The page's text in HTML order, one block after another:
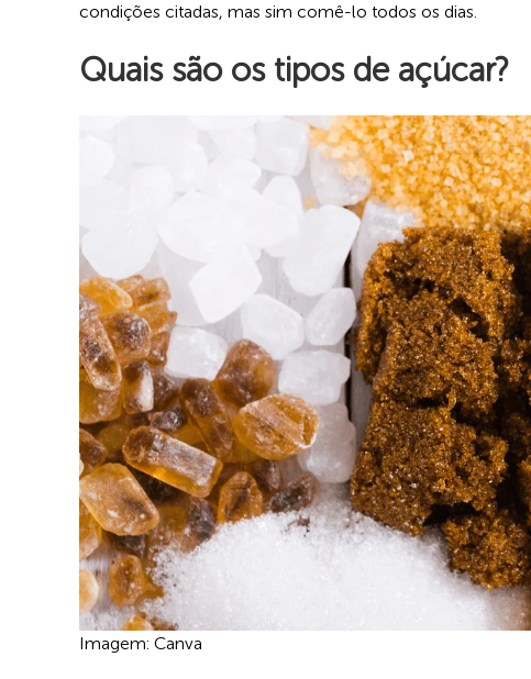
condições citadas, mas sim comê-lo todos os dias.
Quais são os tipos de açúcar?
Imagem: Canva